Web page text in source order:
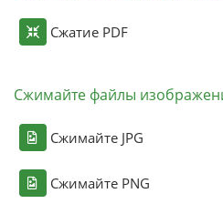
Сжатие PDF
Сжимайте файлы
Сжимайте JPG
Сжимайте PNG